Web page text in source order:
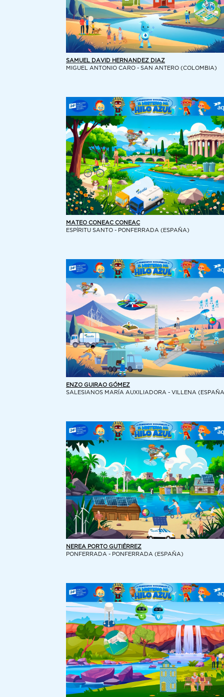
SAMUEL DAVID HERNANDEZ DIAZ
MIGUEL ANTONIO CARO - SAN ANTERO (COLOMBIA)
MATEO CONEAC CONEAC
ESPÍRITU SANTO - PONFERRADA (ESPAÑA)
ENZO GUIRAO GÓMEZ
SALESIANOS MARÍA AUXILIADORA - VILLENA
NEREA PORTO GUTIÉRREZ
PONFERRADA - PONFERRADA (ESPAÑA)